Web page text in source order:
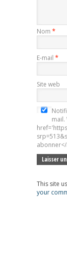
Nom *
E-mail *
Site web
mail.
This site
your